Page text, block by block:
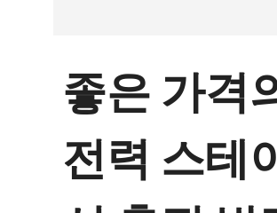
좋은 가격
전력 스테